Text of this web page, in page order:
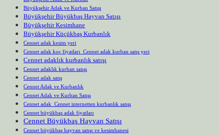
Büyükşehir Adak ve Kurban Satışı
Büyükşehir Büyükbaş Hayvan Satışı
Büyükşehir Kesimhane
Büyükşehir Küçükbaş Kurbanlık
Cennet adak kesim yeri
Cennet adak koç fiyatları Cennet adak kurban satış yeri
Cennet adaklık kurbanlık satışı
Cennet adaklık kurban satışı
Cennet adak satış
Cennet Adak ve Kurbanlık
Cennet Adak ve Kurban Satışı
Cennet adak Cennet internetten kurbanlık satışı
Cennet büyükbaş adak fiyatları
Cennet Büyükbaş Hayvan Satışı
Cennet büyükbaş hayvan satışı ve kesimhanesi